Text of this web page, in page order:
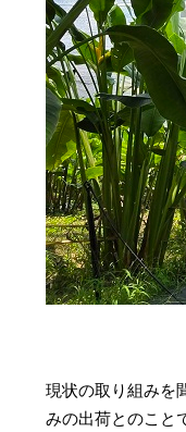
現状の取り組みを
みの出荷とのこと